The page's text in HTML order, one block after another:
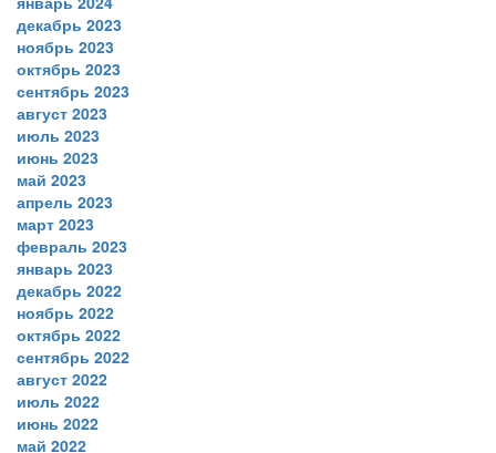
декабрь 2023
ноябрь 2023
октябрь 2023
сентябрь 2023
август 2023
июль 2023
июнь 2023
май 2023
апрель 2023
март 2023
февраль 2023
январь 2023
декабрь 2022
ноябрь 2022
октябрь 2022
сентябрь 2022
август 2022
июль 2022
июнь 2022
май 2022